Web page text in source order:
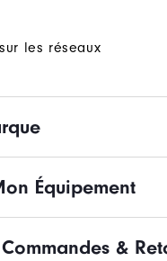
les réseaux
Équipement
&